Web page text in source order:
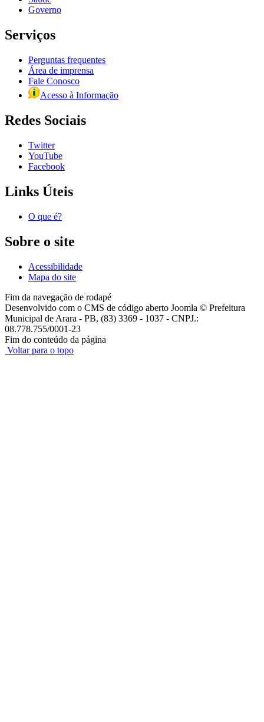
Governo
Serviços
Perguntas frequentes
Área de imprensa
Fale Conosco
Acesso à Informação
Redes Sociais
Twitter
YouTube
Facebook
Links Úteis
O que é?
Sobre o site
Acessibilidade
Mapa do site
Fim da navegação de rodapé
Desenvolvido com o CMS de código aberto Joomla © Prefeitura
Municipal de Arara - PB, (83) 3369 - 1037 - CNPJ.:
08.778.755/0001-23
Fim do conteúdo da página
Voltar para o topo